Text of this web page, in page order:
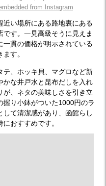
from Instagram
い場所にある路地裏にある
す。一見高級そうに見えま
貫の価格が明示されている
す。
テ、ホッキ貝、マグロなど新
かな井戸水と昆布だしを入れ
、ネタの美味しさを引き立
握り小鉢がついた1000円のラ
して清潔感があり、函館らし
おすすめです。